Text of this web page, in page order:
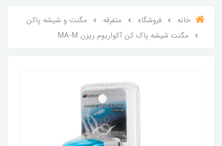
خانه فروشگاه متفرقه
مگنت و شیشه پاکن
مگنت شیشه پاک کن آکواریوم ریزن MA-M